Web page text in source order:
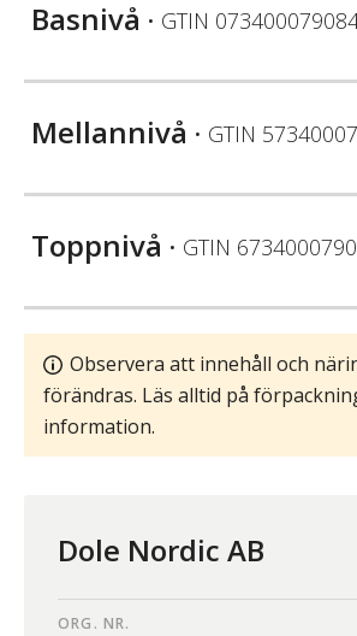
Basnivå • GTIN
Mellannivå • GTIN
Toppnivå • GTIN
Observera att innehåll och
förändras. Läs alltid på
information.
Dole Nordic AB
ORG. NR.